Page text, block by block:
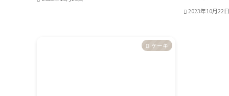
2023年10月22
ケーキ